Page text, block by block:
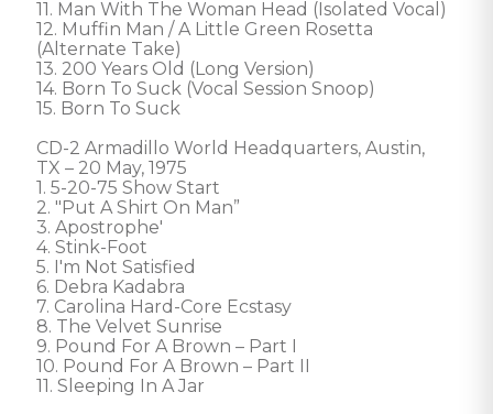
11. Man With The Woman Head (Isolated Vocal)
12. Muffin Man / A Little Green Rosetta
(Alternate Take)
13. 200 Years Old (Long Version)
14. Born To Suck (Vocal Session Snoop)
15. Born To Suck
CD-2 Armadillo World Headquarters, Austin,
TX – 20 May, 1975
1. 5-20-75 Show Start
2. "Put A Shirt On Man”
3. Apostrophe'
4. Stink-Foot
5. I'm Not Satisfied
6. Debra Kadabra
7. Carolina Hard-Core Ecstasy
8. The Velvet Sunrise
9. Pound For A Brown – Part I
10. Pound For A Brown – Part II
11. Sleeping In A Jar